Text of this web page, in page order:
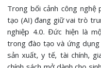
Trong bối cảnh công
tạo (AI) đang giữ vai trò
nghiệp 4.0. Đức hiện là
trong đào tạo và ứng
sản xuất, y tế, tài chính,